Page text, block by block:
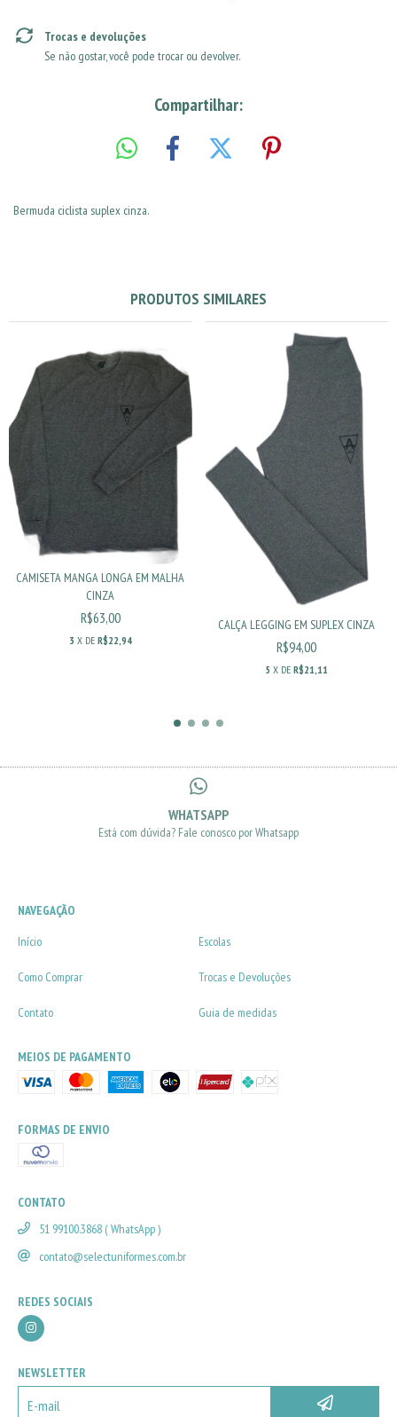
Trocas e devoluções
Se não gostar, você pode trocar ou devolver.
Compartilhar:
Bermuda ciclista suplex cinza.
PRODUTOS SIMILARES
CAMISETA MANGA LONGA EM MALHA
CINZA
R$63,00
3 X DE R$22,94
CALÇA LEGGING EM SUPLEX CINZA
R$94,00
5 X DER$21,11
WHATSAPP
Está com dúvida? Fale conosco por Whatsapp
NAVEGAÇÃO
Início
Escolas
Como Comprar Trocas e Devoluções
Contato Guia de medidas
MEIOS DE PAGAMENTO
FORMAS DE ENVIO
CONTATO
51 99100.3868 ( WhatsApp )
contato@selectuniformes.com.br
REDES SOCIAIS
NEWSLETTER